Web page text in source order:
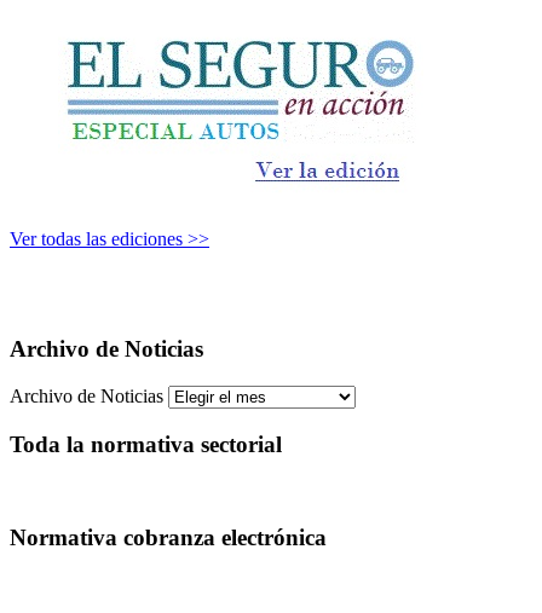
Ver todas las ediciones >>
Archivo de Noticias
Archivo de Noticias
Toda la normativa sectorial
Normativa cobranza electrónica